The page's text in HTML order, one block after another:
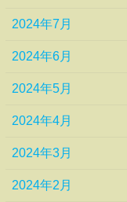
2024年7月
2024年6月
2024年5月
2024年4月
2024年3月
2024年2月